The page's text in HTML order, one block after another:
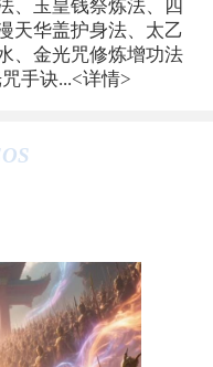
、玉皇钱祭炼法、四
天华盖护身法、太乙
、金光咒修炼增功法
手诀...<详情>